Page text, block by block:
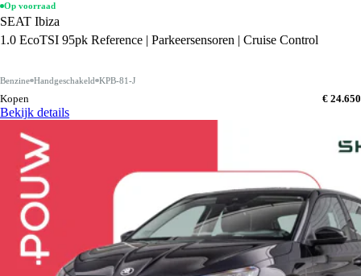
Op voorraad
SEAT Ibiza
1.0 EcoTSI 95pk Reference | Parkeersensoren | Cruise Control
Benzine Handgeschakeld KPB-81-J
Kopen € 24.650
Bekijk details